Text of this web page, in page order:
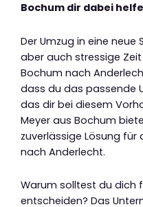
Bochum dir dabei
Der Umzug in eine
aber auch stressige
Bochum nach
dass du das passende
das dir bei diesem
Meyer aus Bochum
zuverlässige Lösung für
nach Anderlecht.
Warum solltest du dich
entscheiden? Das